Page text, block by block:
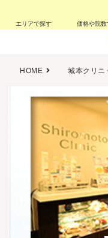
エリアで探す 価格や院数
HOME 城本クリニ